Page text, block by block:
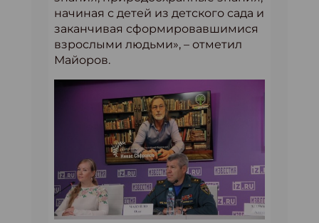
начиная с детей из детского сада и
заканчивая сформировавшимися
взрослыми людьми», – отметил
Майоров.